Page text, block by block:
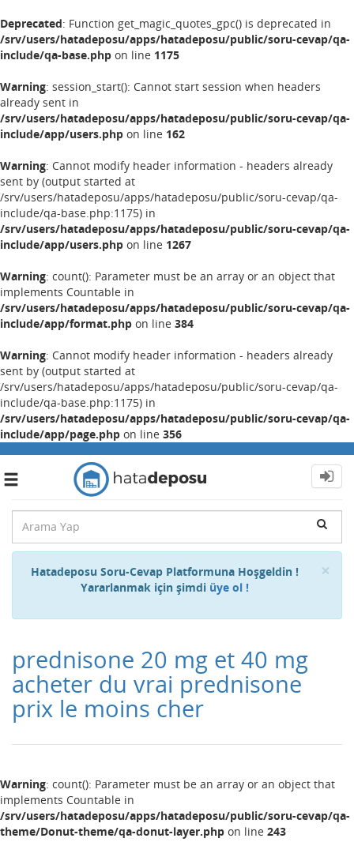
Deprecated: Function get_magic_quotes_gpc() is deprecated in
/srv/users/hatadeposu/apps/hatadeposu/public/soru-cevap/qa-
include/qa-base.php on line 1175
Warning: session_start(): Cannot start session when headers
already sent in
/srv/users/hatadeposu/apps/hatadeposu/public/soru-cevap/qa-
include/app/users.php on line 162
Warning: Cannot modify header information - headers already
sent by (output started at
/srv/users/hatadeposu/apps/hatadeposu/public/soru-cevap/qa-
include/qa-base.php:1175) in
/srv/users/hatadeposu/apps/hatadeposu/public/soru-cevap/qa-
include/app/users.php on line 1267
Warning: count(): Parameter must be an array or an object that
implements Countable in
/srv/users/hatadeposu/apps/hatadeposu/public/soru-cevap/qa-
include/app/format.php on line 384
Warning: Cannot modify header information - headers already
sent by (output started at
/srv/users/hatadeposu/apps/hatadeposu/public/soru-cevap/qa-
include/qa-base.php:1175) in
/srv/users/hatadeposu/apps/hatadeposu/public/soru-cevap/qa-
include/app/page.php on line 356
Toggle
×
Hatadeposu Soru-Cevap Platformuna Hoşgeldin !
Yararlanmak için şimdi üye ol !
prednisone 20 mg et 40 mg
acheter du vrai prednisone
prix le moins cher
Warning: count(): Parameter must be an array or an object that
implements Countable in
/srv/users/hatadeposu/apps/hatadeposu/public/soru-cevap/qa-
theme/Donut-theme/qa-donut-layer.php on line 243